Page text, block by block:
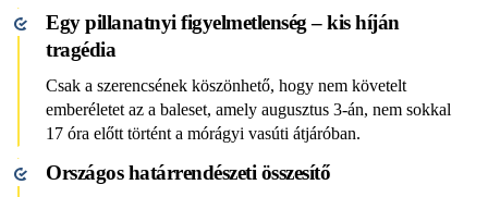
Egy pillanatnyi figyelmetlenség – kis híján
tragédia
Csak a szerencsének köszönhető, hogy nem követelt
emberéletet az a baleset, amely augusztus 3-án, nem sokkal
17 óra előtt történt a mórágyi vasúti átjáróban.
Országos határrendészeti összesítő